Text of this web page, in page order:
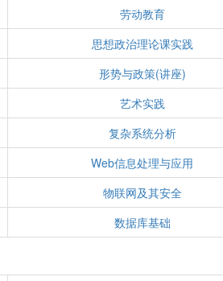
劳动教育
思想政治理论课实践
形势与政策(讲座)
艺术实践
复杂系统分析
Web信息处理与应用
物联网及其安全
数据库基础